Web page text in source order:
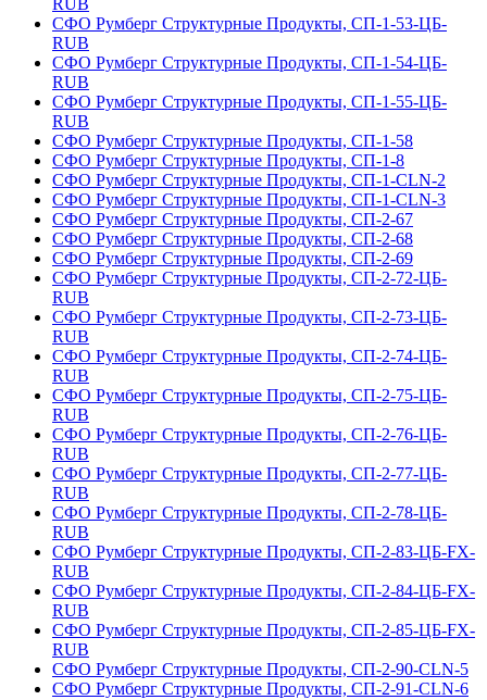
RUB
СФО Румберг Структурные Продукты, СП-1-53-ЦБ-
RUB
СФО Румберг Структурные Продукты, СП-1-54-ЦБ-
RUB
СФО Румберг Структурные Продукты, СП-1-55-ЦБ-
RUB
СФО Румберг Структурные Продукты, СП-1-58
СФО Румберг Структурные Продукты, СП-1-8
СФО Румберг Структурные Продукты, СП-1-CLN-2
СФО Румберг Структурные Продукты, СП-1-CLN-3
СФО Румберг Структурные Продукты, СП-2-67
СФО Румберг Структурные Продукты, СП-2-68
СФО Румберг Структурные Продукты, СП-2-69
СФО Румберг Структурные Продукты, СП-2-72-ЦБ-
RUB
СФО Румберг Структурные Продукты, СП-2-73-ЦБ-
RUB
СФО Румберг Структурные Продукты, СП-2-74-ЦБ-
RUB
СФО Румберг Структурные Продукты, СП-2-75-ЦБ-
RUB
СФО Румберг Структурные Продукты, СП-2-76-ЦБ-
RUB
СФО Румберг Структурные Продукты, СП-2-77-ЦБ-
RUB
СФО Румберг Структурные Продукты, СП-2-78-ЦБ-
RUB
СФО Румберг Структурные Продукты, СП-2-83-ЦБ-FX-
RUB
СФО Румберг Структурные Продукты, СП-2-84-ЦБ-FX-
RUB
СФО Румберг Структурные Продукты, СП-2-85-ЦБ-FX-
RUB
СФО Румберг Структурные Продукты, СП-2-90-CLN-5
СФО Румберг Структурные Продукты, СП-2-91-CLN-6